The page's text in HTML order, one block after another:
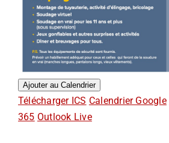
Ajouter au Calendrier
Télécharger ICS Calendrier Google
365 Outlook Live